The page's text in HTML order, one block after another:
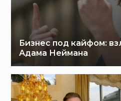
Бизнес под кайфом:
Адама Неймана